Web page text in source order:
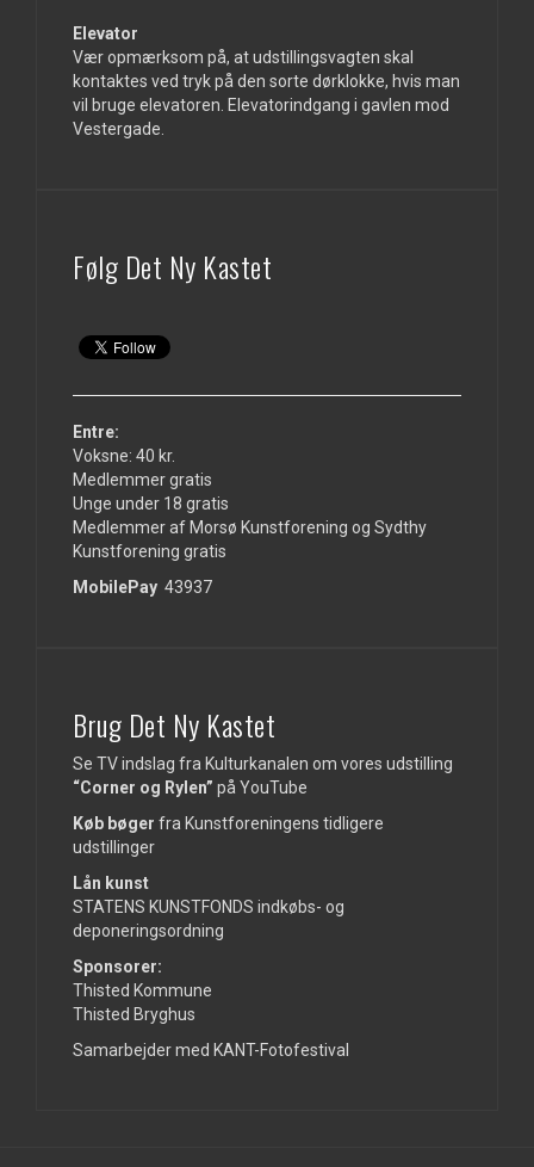
Elevator
Vær opmærksom på, at udstillingsvagten skal
kontaktes ved tryk på den sorte dørklokke, hvis man
vil bruge elevatoren. Elevatorindgang i gavlen mod
Vestergade.
Følg Det Ny Kastet
Entre:
Voksne: 40 kr.
Medlemmer gratis
Unge under 18 gratis
Medlemmer af Morsø Kunstforening og Sydthy
Kunstforening gratis
MobilePay 43937
Brug Det Ny Kastet
Se TV indslag fra Kulturkanalen om vores udstilling
“Corner og Rylen” på YouTube
Køb bøger fra Kunstforeningens tidligere
udstillinger
Lån kunst
STATENS KUNSTFONDS indkøbs- og
deponeringsordning
Sponsorer:
Thisted Kommune
Thisted Bryghus
Samarbejder med KANT-Fotofestival